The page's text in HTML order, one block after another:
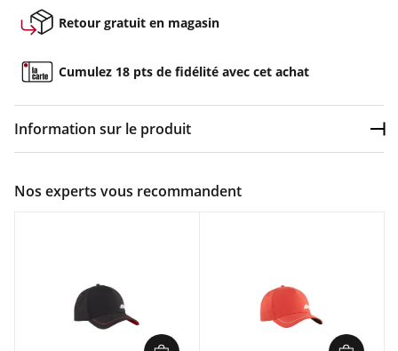
Retour gratuit en magasin
Cumulez 18 pts de fidélité avec cet achat
Information sur le produit
et ceux qui bougent, tout en gardant un look soigné.
Sa coupe structurée à 6 panneaux épouse parfaitement la
forme de votre tête, tandis que la visière pré-courbée protège
vos yeux des rayons sans altérer votre visibilité. La sangle
Nos experts vous recommandent